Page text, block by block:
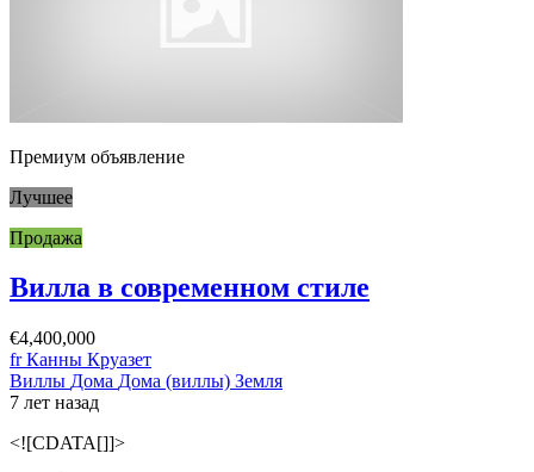
Премиум объявление
Лучшее
Продажа
Вилла в современном стиле
€4,400,000
fr Канны Круазет
Виллы Дома Дома (виллы) Земля
7 лет назад
<![CDATA[]]>